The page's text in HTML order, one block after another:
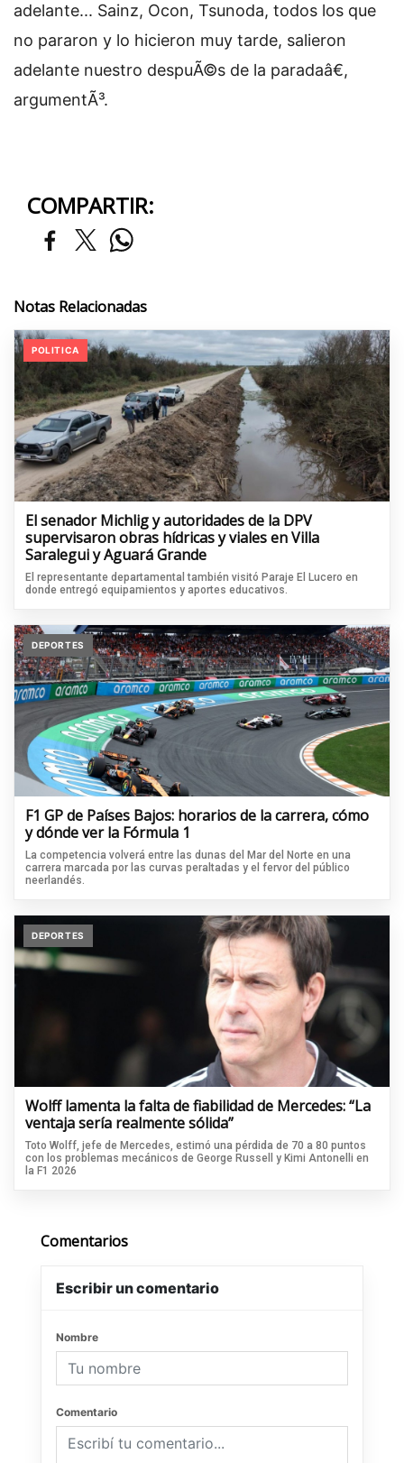
adelante... Sainz, Ocon, Tsunoda, todos los que
no pararon y lo hicieron muy tarde, salieron
adelante nuestro despuÃ©s de la paradaâ€,
argumentÃ³.
COMPARTIR:
Notas Relacionadas
POLITICA
El senador Michlig y autoridades de la DPV
supervisaron obras hídricas y viales en Villa
Saralegui y Aguará Grande
El representante departamental también visitó Paraje El Lucero en
donde entregó equipamientos y aportes educativos.
DEPORTES
F1 GP de Países Bajos: horarios de la carrera, cómo
y dónde ver la Fórmula 1
La competencia volverá entre las dunas del Mar del Norte en una
carrera marcada por las curvas peraltadas y el fervor del público
neerlandés.
DEPORTES
Wolff lamenta la falta de fiabilidad de Mercedes: “La
ventaja sería realmente sólida”
Toto Wolff, jefe de Mercedes, estimó una pérdida de 70 a 80 puntos
con los problemas mecánicos de George Russell y Kimi Antonelli en
la F1 2026
Comentarios
Escribir un comentario
Nombre
Comentario